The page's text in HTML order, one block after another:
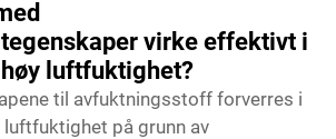
virke effektivt i
luftfuktighet?
til avfuktningsstoff forverres i
på grunn av